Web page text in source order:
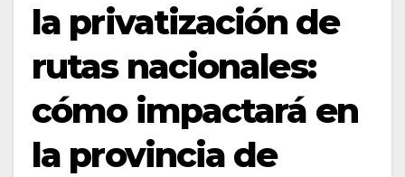
la privatización de
rutas nacionales:
cómo impactará en
la provincia de